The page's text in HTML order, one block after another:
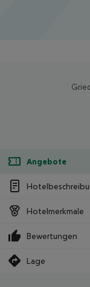
Angebote
Hotelmerkmale
Bewertungen
Lage